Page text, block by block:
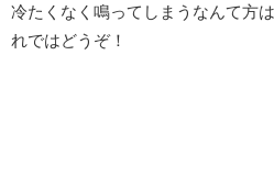
冷たくなく鳴ってしまうなんて方
れではどうぞ！